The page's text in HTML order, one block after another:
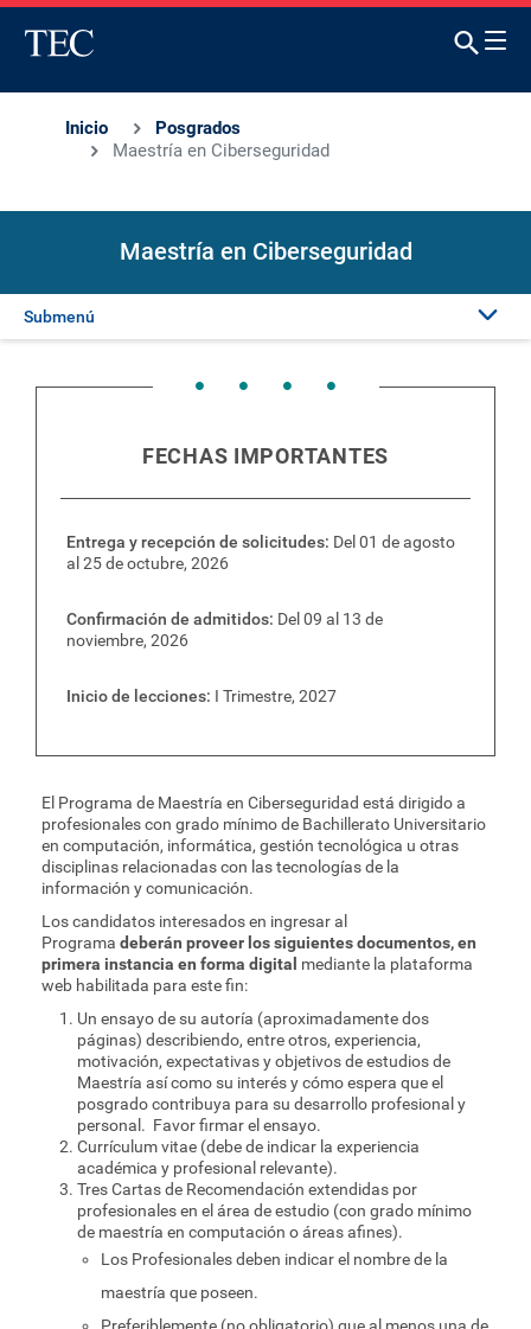
Inicio
Posgrados
Maestría en Ciberseguridad
Maestría en Ciberseguridad
Submenú
Plan de estudios
FECHAS IMPORTANTES
Entrega y recepción de solicitudes Del 01 de agosto
al 25 de octubre, 2026
Confirmación de admitidos Del 09 al 13 de
noviembre, 2026
Inicio de lecciones I Trimestre, 2027
El Programa de Maestría en Ciberseguridad está dirigido a
profesionales con grado mínimo de Bachillerato Universitario
en computación, informática, gestión tecnológica u otras
disciplinas relacionadas con las tecnologías de la
información y comunicación.
Los candidatos interesados en ingresar al
Programa deberán proveer los siguientes documentos, en
primera instancia en forma digital mediante la plataforma
web habilitada para este fin:
Un ensayo de su autoría (aproximadamente dos
páginas) describiendo, entre otros, experiencia,
motivación, expectativas y objetivos de estudios de
Maestría así como su interés y cómo espera que el
posgrado contribuya para su desarrollo profesional y
personal. Favor firmar el ensayo.
Currículum vitae (debe de indicar la experiencia
académica y profesional relevante).
Tres Cartas de Recomendación extendidas por
profesionales en el área de estudio (con grado mínimo
de maestría en computación o áreas afines).
Los Profesionales deben indicar el nombre de la
maestría que poseen.